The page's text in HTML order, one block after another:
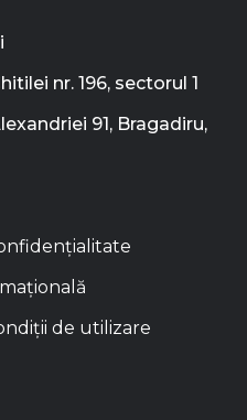
nr. 196, sectorul 1
91, Bragadiru,
de utilizare